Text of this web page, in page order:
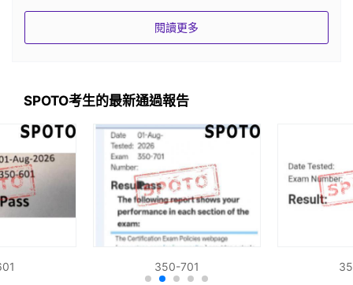
閱讀更多
SPOTO考生的最新通過報告
350-701